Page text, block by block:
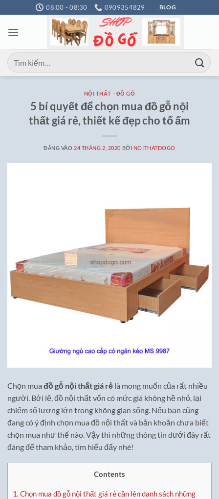
qua
nội
08:00 - 08:30 0909354829 BLOG
Tìm
kiếm:
NỘI THẤT - ĐỒ GỖ
5 bí quyết để chọn mua đồ gỗ nội
thất giá rẻ, thiết kế đẹp cho tổ ấm
ĐĂNG VÀO 24 THÁNG 2, 2020 BỞI NOITHATDOGO
Chọn mua đồ gỗ nội thất giá rẻ là mong muốn của rất nhiều
người. Bởi lẽ, đồ nội thất vốn có mức giá không hề nhỏ, lại
chiếm số lượng lớn trong không gian sống. Nếu bạn cũng
đang có ý định chọn mua đồ nội thất và băn khoăn chưa biết
chọn mua như thế nào. Vậy thì những thông tin dưới đây rất
đáng để tham khảo, tìm hiểu đấy nhé!
Contents
1. Chọn mua đồ gỗ nội thất giá rẻ cần lên danh sách những